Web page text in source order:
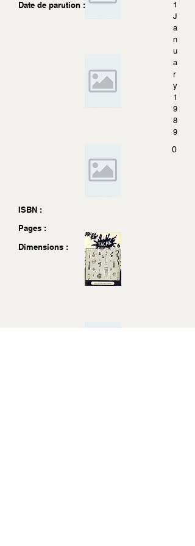
Date de parution :
1
J
a
n
u
a
r
y
1
9
8
9
0
ISBN :
Pages :
Dimensions :